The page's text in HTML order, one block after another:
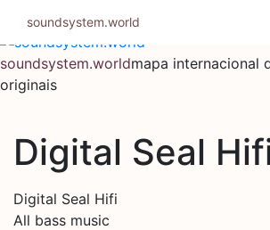
para
conteúdo
soundsystem.worldmapa internacional
originais
Digital Seal
Digital Seal Hifi
All bass music
soundsystem.world